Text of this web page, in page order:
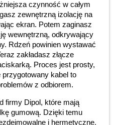
czynność w całym
zewnętrzną izolację na
ekran. Potem zaginasz
wewnętrzną, odkrywający
Rdzeń powinien wystawać
zakładasz złącze
Proces jest prosty,
przygotowany kabel to
z odbiorem.
firmy Dipol, które mają
gumową. Dzięki temu
i hermetyczne.